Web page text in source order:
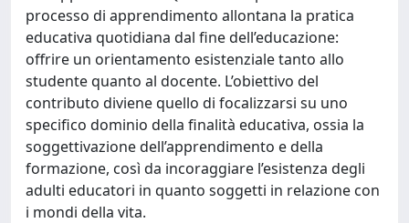
processo di apprendimento allontana la pratica
educativa quotidiana dal fine dell’educazione:
offrire un orientamento esistenziale tanto allo
studente quanto al docente. L’obiettivo del
contributo diviene quello di focalizzarsi su uno
specifico dominio della finalità educativa, ossia la
soggettivazione dell’apprendimento e della
formazione, così da incoraggiare l’esistenza degli
adulti educatori in quanto soggetti in relazione con
i mondi della vita.